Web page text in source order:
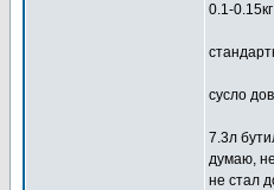
0.1-
сусло
7.3л
думаю,
не стал